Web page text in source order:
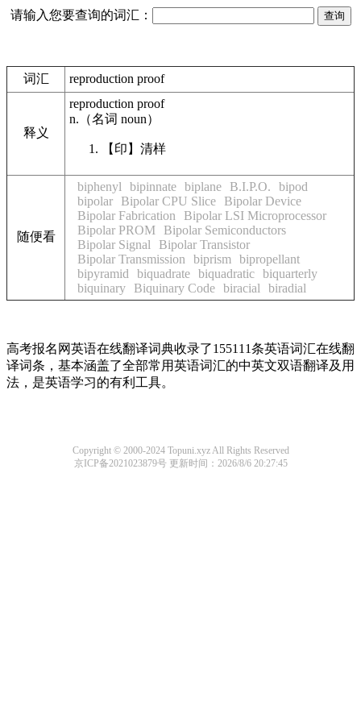
请输入您要查询的词汇：
词汇 reproduction proof
释义
reproduction proof
n. （名词 noun）
【印】 清样
随便看
biphenyl bipinnate biplane B.I.P.O.
bipod
bipolar
Bipolar CPU Slice
Bipolar Device
Bipolar Fabrication
Bipolar LSI Microprocessor
Bipolar PROM
Bipolar Semiconductors
Bipolar Signal
Bipolar Transistor
Bipolar Transmission
biprism
bipropellant
bipyramid
biquadrate biquadratic biquarterly
biquinary
Biquinary Code biracial biradial
高考报名网英语在线翻译词典收录了155111条英语词汇在线翻
译词条，基本涵盖了全部常用英语词汇的中英文双语翻译及用
法，是英语学习的有利工具。
Copyright © 2000-2024 Topuni.xyz All Rights Reserved
京ICP备2021023879号更新时间：2026/8/6 20:27:45